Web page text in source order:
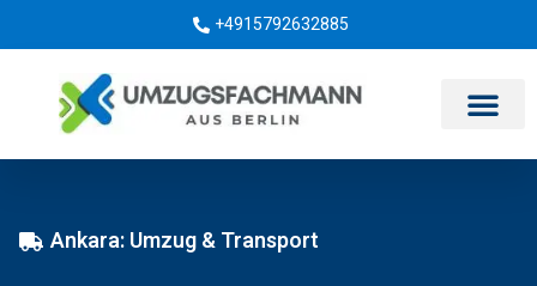
+4915792632885
Ankara: Umzug & Transport